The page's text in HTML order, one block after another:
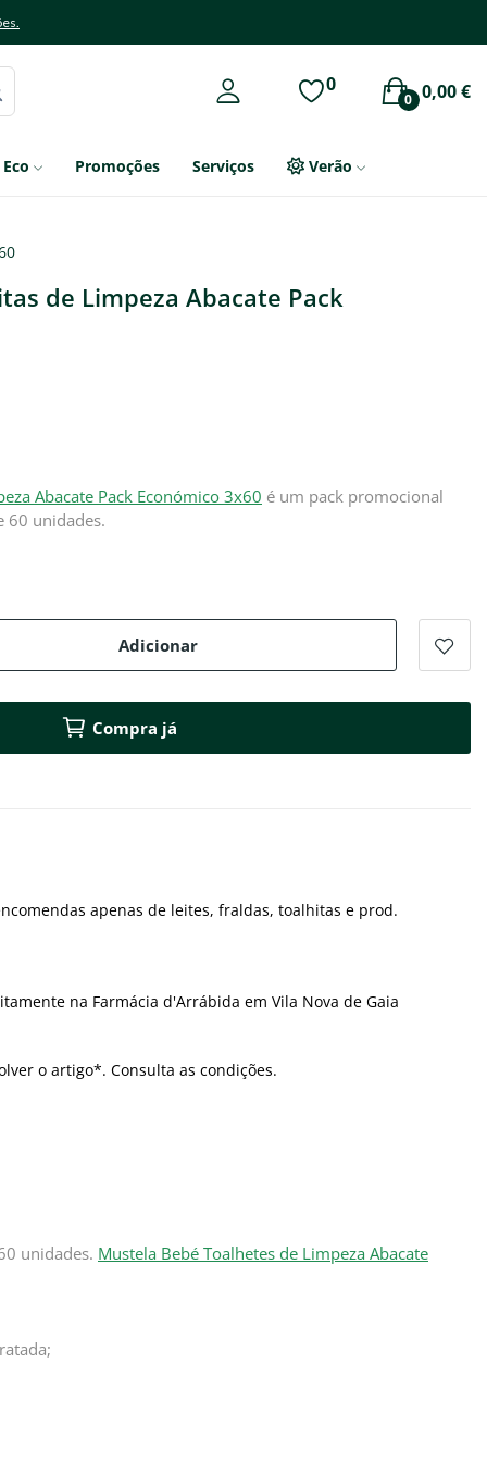
0 0,00 €
0
Eco Promoções Serviços Verão
de Limpeza Abacate Pack
Abacate Pack Económico 3x60 é um pack promocional
60 unidades.
Adicionar
Compra já
apenas de leites, fraldas, toalhitas e prod.
na Farmácia d'Arrábida em Vila Nova de Gaia
o artigo*. Consulta as condições.
unidades. Mustela Bebé Toalhetes de Limpeza Abacate